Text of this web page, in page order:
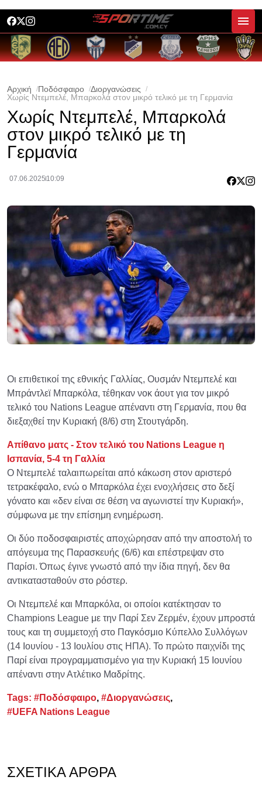
Αρχική Ποδόσφαιρο
Διοργανώσεις
Χωρίς Ντεμπελέ, Μπαρκολά στον μικρό τελικό με τη Γερμανία
Χωρίς Ντεμπελέ, Μπαρκολά
στον μικρό τελικό με τη
Γερμανία
07.06.2025 10:09
Οι επιθετικοί της εθνικής Γαλλίας, Ουσμάν Ντεμπελέ και
Μπράντλεϊ Μπαρκόλα, τέθηκαν νοκ άουτ για τον μικρό
τελικό του Nations League απέναντι στη Γερμανία, που θα
διεξαχθεί την Κυριακή (8/6) στη Στουτγάρδη.
Απίθανο ματς - Στον τελικό του Nations League η
Ισπανία, 5-4 τη Γαλλία
Ο Ντεμπελέ ταλαιπωρείται από κάκωση στον αριστερό
τετρακέφαλο, ενώ ο Μπαρκόλα έχει ενοχλήσεις στο δεξί
γόνατο και «δεν είναι σε θέση να αγωνιστεί την Κυριακή»,
σύμφωνα με την επίσημη ενημέρωση.
Οι δύο ποδοσφαιριστές αποχώρησαν από την αποστολή το
απόγευμα της Παρασκευής (6/6) και επέστρεψαν στο
Παρίσι. Όπως έγινε γνωστό από την ίδια πηγή, δεν θα
αντικατασταθούν στο ρόστερ.
Οι Ντεμπελέ και Μπαρκόλα, οι οποίοι κατέκτησαν το
Champions League με την Παρί Σεν Ζερμέν, έχουν μπροστά
τους και τη συμμετοχή στο Παγκόσμιο Κύπελλο Συλλόγων
(14 Ιουνίου - 13 Ιουλίου στις ΗΠΑ). Το πρώτο παιχνίδι της
Παρί είναι προγραμματισμένο για την Κυριακή 15 Ιουνίου
απέναντι στην Ατλέτικο Μαδρίτης.
Tags: #Ποδόσφαιρο, #Διοργανώσεις,
#UEFA Nations League
ΣΧΕΤΙΚΆ ΆΡΘΡΑ